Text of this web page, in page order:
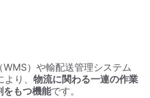
）や輸配送管理システム
り、 物流に関わる一連の作業
をもつ機能です。